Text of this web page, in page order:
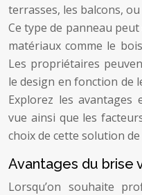
terrasses, les balcons,
Ce type de panneau
matériaux comme le
Les propriétaires
le design en fonction de
Explorez les
vue ainsi que les
choix de cette solution
Avantages du brise
Lorsqu’on souhaite